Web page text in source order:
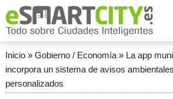
Inicio» Gobierno / Economía» La app
incorpora un sistema de avisos
personalizados